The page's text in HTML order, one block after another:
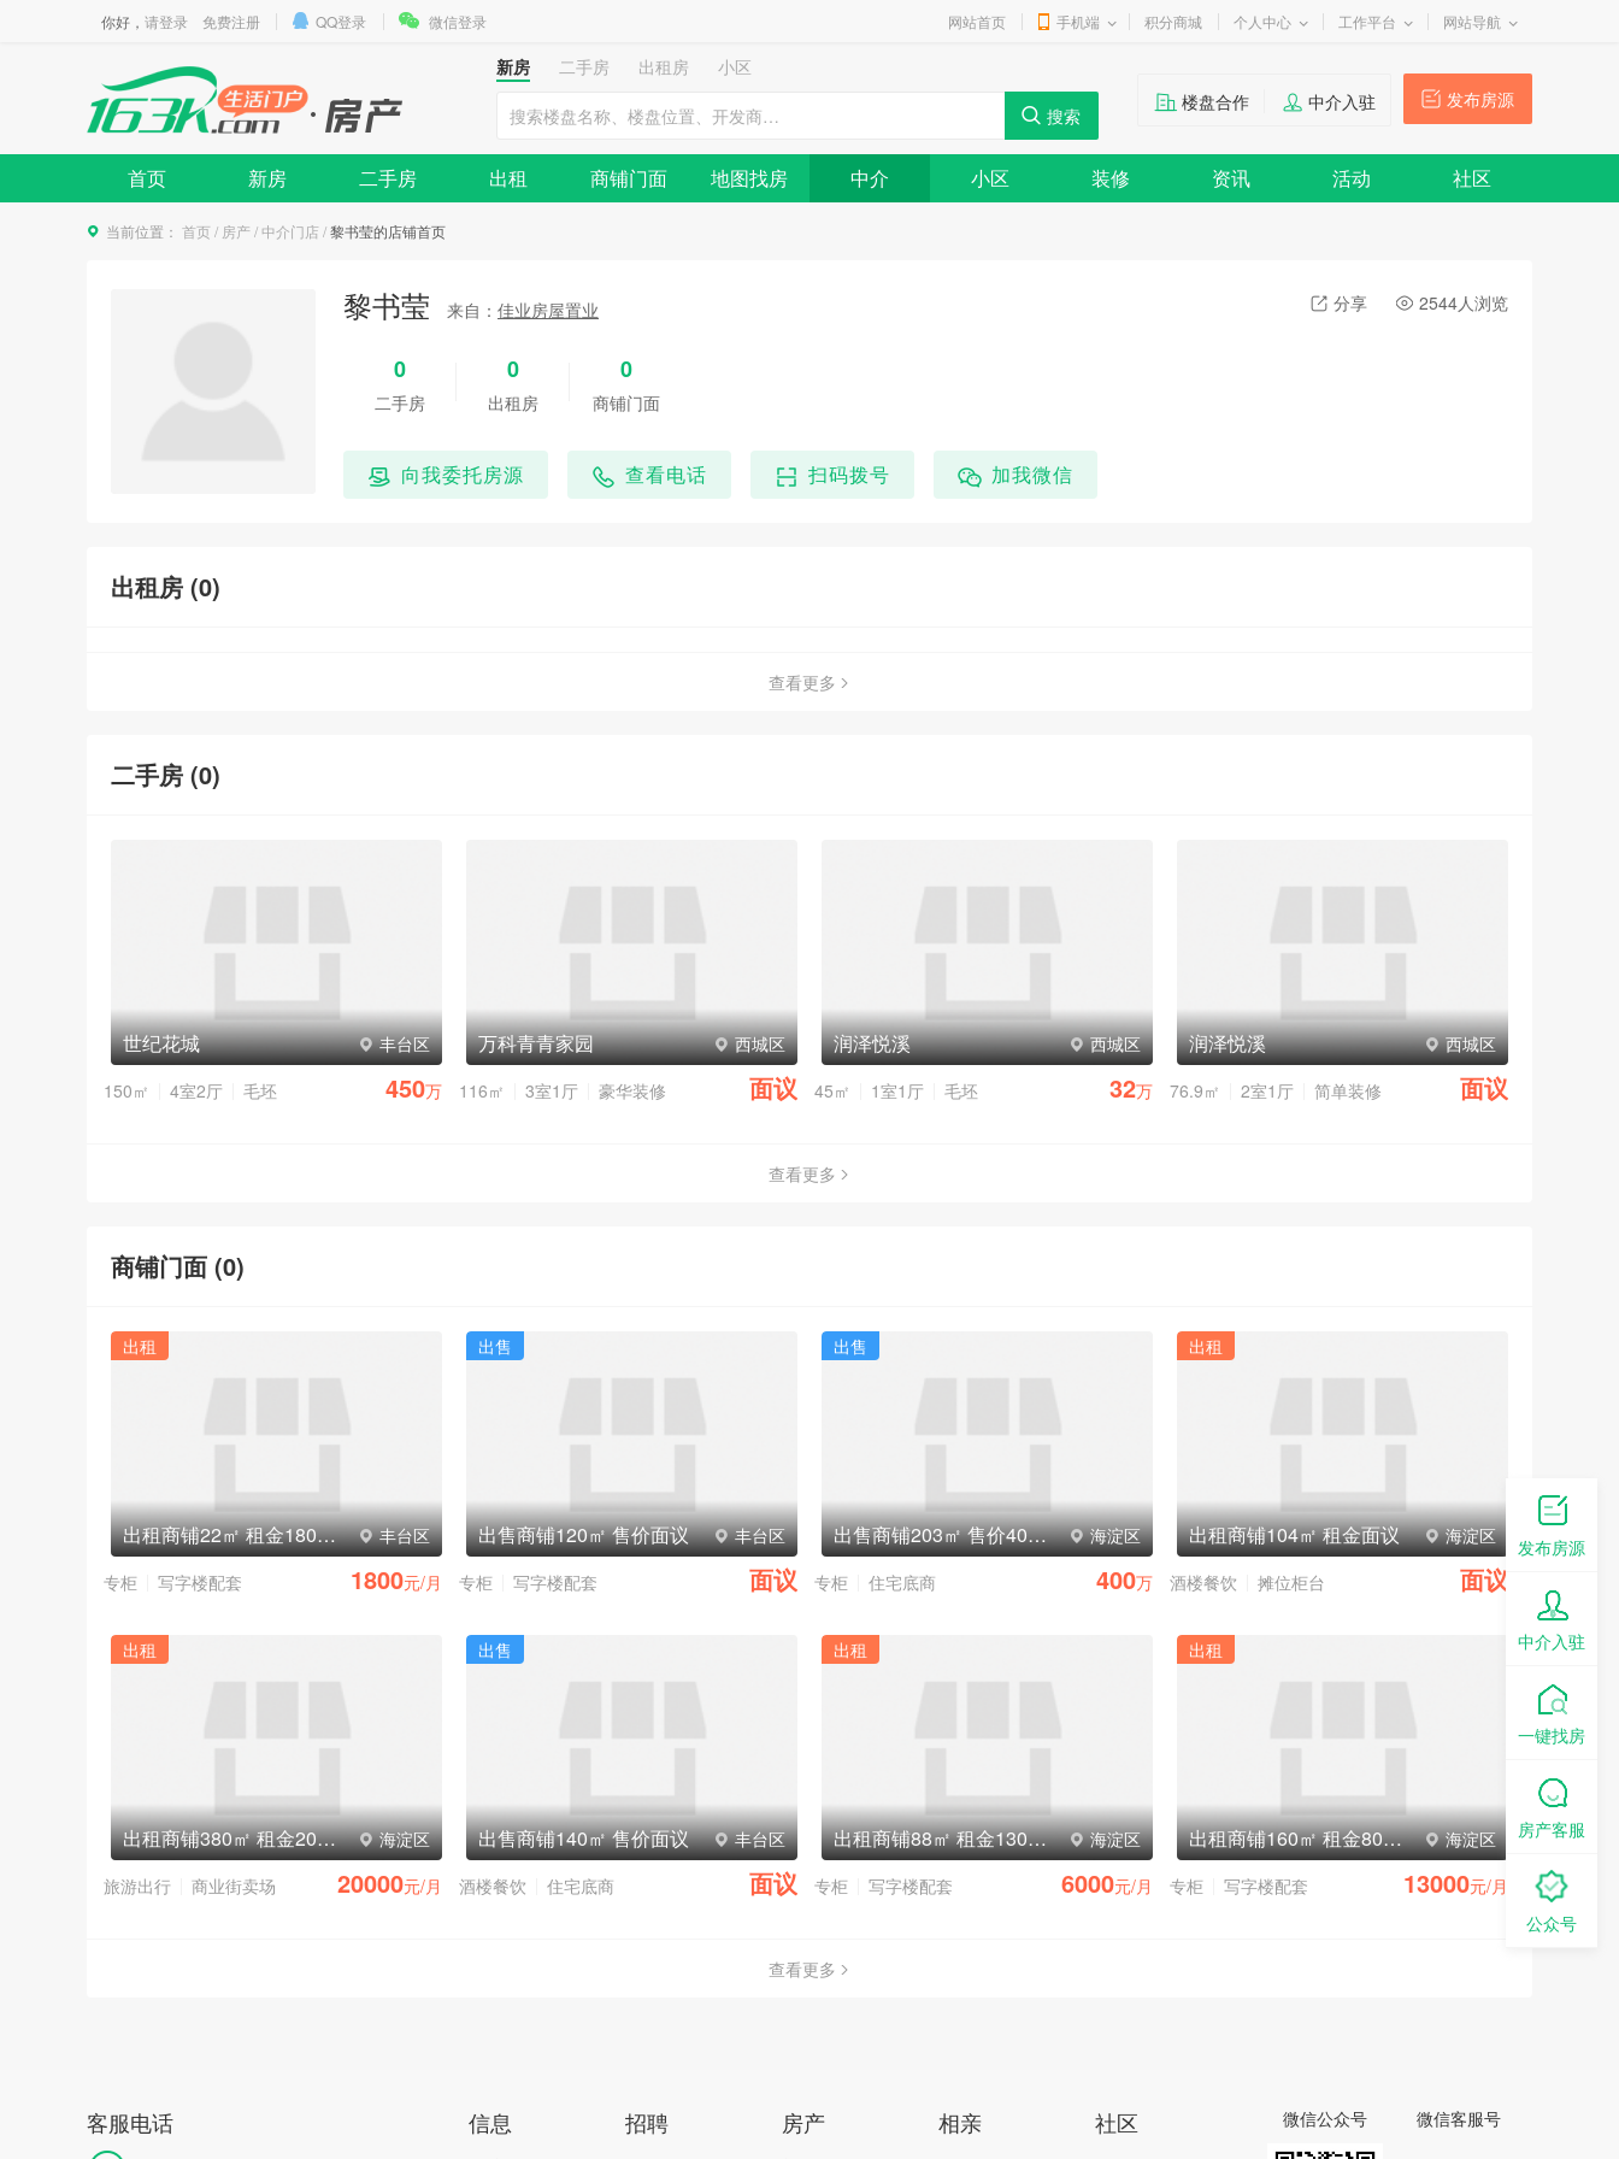
你好， 请登录 免费注册 QQ登录 微信登录 网站首页 手机端 积分商城 个人中心 工作平台 网站导航
新房 二手房 出租房
小区
发布房源
楼盘合作 中介入驻
首页 新房 二手房 出租 商铺门面 地图找房 中介 小区 装修 资讯 活动 社区
当前位置： 首页 / 房产/中介门店/黎书莹的店铺首页
分享 2544人浏览
黎书莹 来自： 佳业房屋置业
0
二手房
0
出租房
0
商铺门面
向我委托房源 查看电话 扫码拨号 加我微信
出租房 (0)
查看更多
二手房 (0)
世纪花城
丰台区
150㎡
4室2厅 毛坯 450万
万科青青家园
西城区
116㎡
3室1厅 豪华装修 面议
润泽悦溪
西城区
45㎡
1室1厅 毛坯 32万
润泽悦溪
西城区
76.9㎡
2室1厅 简单装修 面议
查看更多
商铺门面 (0)
出租商铺22㎡ 租金1800元/月 丰台区
出租
专柜 写字楼配套 1800元/月
出售商铺120㎡ 售价面议 丰台区
出售
专柜 写字楼配套 面议
出售商铺203㎡ 售价400万元 海淀区
出售
专柜 住宅底商 400万
出租商铺104㎡ 租金面议 海淀区
出租
酒楼餐饮 摊位柜台 面议
出租商铺380㎡ 租金20000元/月 海淀区
出租
旅游出行 商业街卖场 20000元/月
出售商铺140㎡ 售价面议 丰台区
出售
酒楼餐饮 住宅底商 面议
出租商铺88㎡ 租金13000元/月 海淀区
出租
专柜 写字楼配套 6000元/月
出租商铺160㎡ 租金8000元/月 海淀区
出租
专柜 写字楼配套 13000元/月
查看更多
客服电话 信息 招聘 房产 相亲 社区 微信公众号 微信客服号
发布房源
中介入驻
一键找房
房产客服
公众号